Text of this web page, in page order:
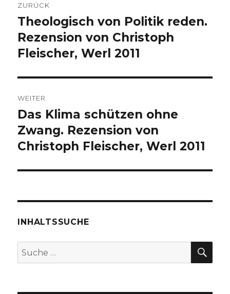
ZURÜCK
Vorheriger
Beitrag:
Theologisch von Politik reden.
Rezension von Christoph
Fleischer, Werl 2011
WEITER
Nächster
Beitrag:
Das Klima schützen ohne
Zwang. Rezension von
Christoph Fleischer, Werl 2011
INHALTSSUCHE
Suche
nach: